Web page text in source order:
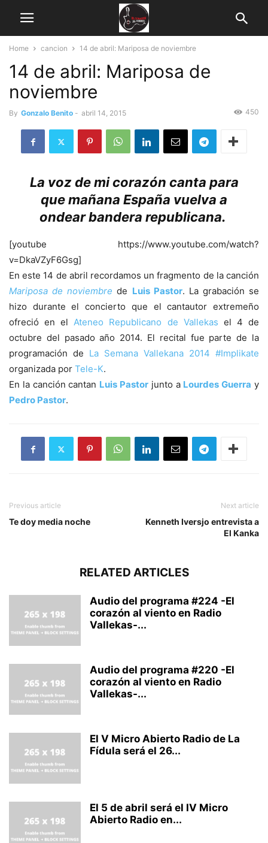
Home cancion 14 de abril: Mariposa de noviembre
14 de abril: Mariposa de
noviembre
By Gonzalo Benito - abril 14, 2015 450
La voz de mi corazón canta para
que mañana España vuelva a
ondear bandera republicana.
[youtube https://www.youtube.com/watch?
v=DkaVZyF6Gsg]
En este 14 de abril recordamos un fragmento de la canción
Mariposa de noviembre de Luis Pastor. La grabación se
hizo durante el concierto que el cantautor extremeño
ofreció en elAteneo Republicano de Vallekas el 4 de
octubre del pasado año 2014. El recital fue parte de la
programación de La Semana Vallekana 2014 #Implikate
organizada por Tele-K.
En la canción cantan Luis Pastor junto a Lourdes Guerra y
Pedro Pastor.
Previous article
Te doy media noche
Next article
Kenneth Iversjo entrevista a
El Kanka
RELATED ARTICLES
Audio del programa #224 -El
corazón al viento en Radio
Vallekas-...
Audio del programa #220 -El
corazón al viento en Radio
Vallekas-...
El V Micro Abierto Radio de La
Fídula será el 26...
El 5 de abril será el IV Micro
Abierto Radio en...